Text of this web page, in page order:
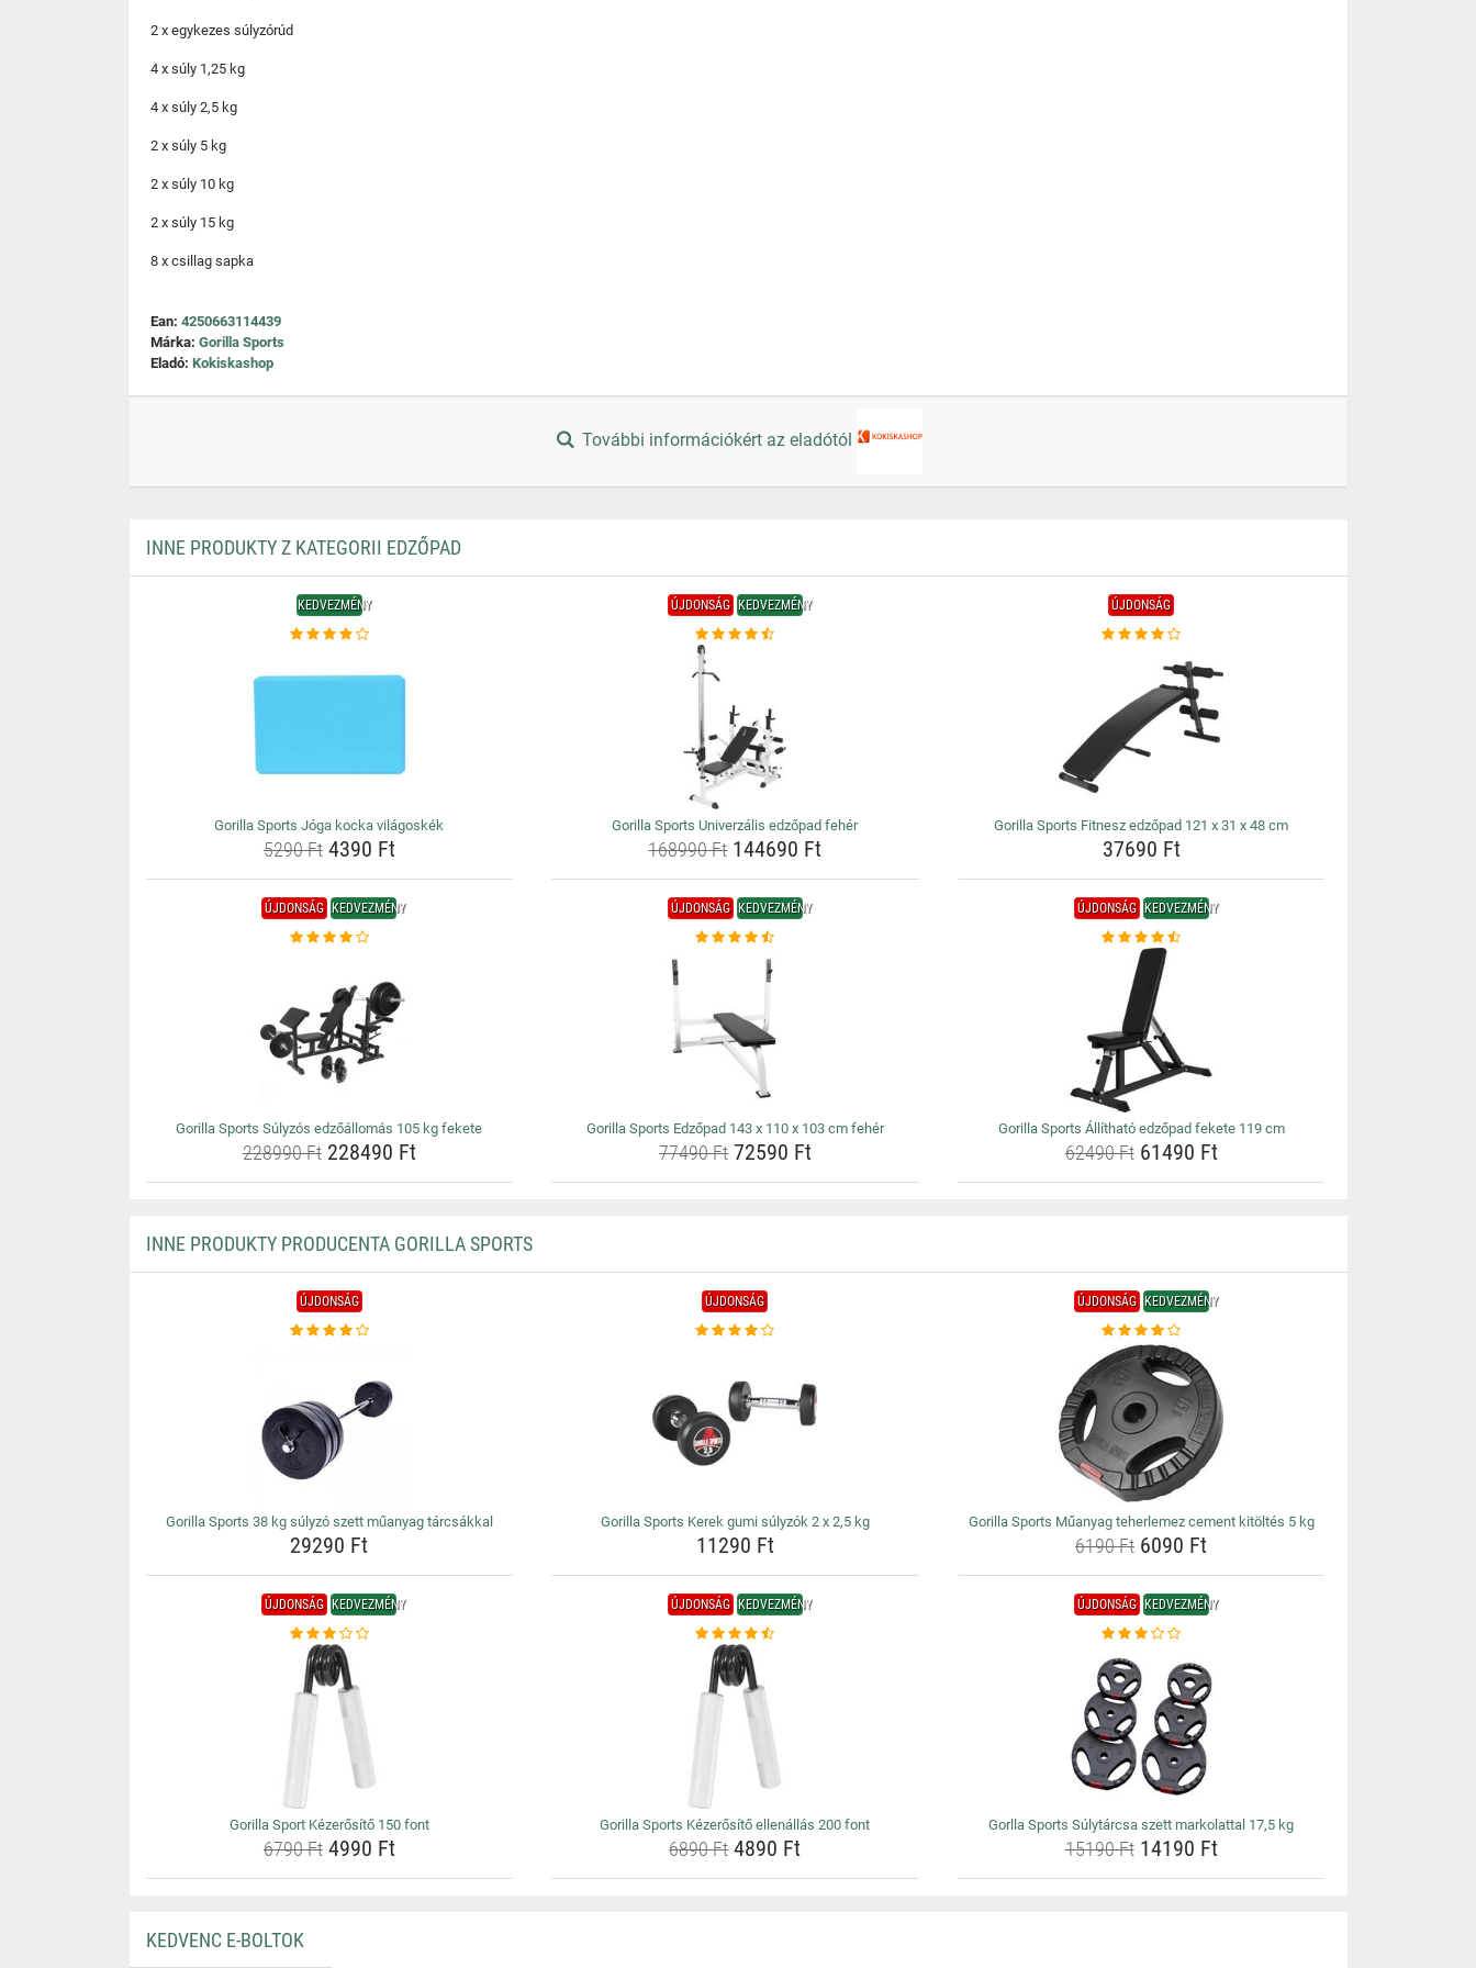
2 x egykezes súlyzórúd
4 x súly 1,25 kg
4 x súly 2,5 kg
2 x súly 5 kg
2 x súly 10 kg
2 x súly 15 kg
8 x csillag sapka
Ean: 4250663114439
Márka: Gorilla Sports
Eladó: Kokiskashop
További információkért az eladótól
INNE PRODUKTY Z KATEGORII EDZŐPAD
KEDVEZMÉNY
Gorilla Sports Jóga kocka világoskék
5290 Ft4390 Ft
ÚJDONSÁG KEDVEZMÉNY
Gorilla Sports Univerzális edzőpad fehér
168990 Ft144690 Ft
ÚJDONSÁG
Gorilla Sports Fitnesz edzőpad 121 x 31 x 48 cm
37690 Ft
ÚJDONSÁG KEDVEZMÉNY
Gorilla Sports Súlyzós edzőállomás 105 kg fekete
228990 Ft228490 Ft
ÚJDONSÁG KEDVEZMÉNY
Gorilla Sports Edzőpad 143 x 110 x 103 cm fehér
77490 Ft72590 Ft
ÚJDONSÁG KEDVEZMÉNY
Gorilla Sports Állítható edzőpad fekete 119 cm
62490 Ft61490 Ft
INNE PRODUKTY PRODUCENTA GORILLA SPORTS
ÚJDONSÁG
Gorilla Sports 38 kg súlyzó szett műanyag tárcsákkal
29290 Ft
ÚJDONSÁG
Gorilla Sports Kerek gumi súlyzók 2 x 2,5 kg
11290 Ft
ÚJDONSÁG KEDVEZMÉNY
Gorilla Sports Műanyag teherlemez cement kitöltés 5 kg
6190 Ft 6090 Ft
ÚJDONSÁG KEDVEZMÉNY
Gorilla Sport Kézerősítő 150 font
6790 Ft4990 Ft
ÚJDONSÁG KEDVEZMÉNY
Gorilla Sports Kézerősítő ellenállás 200 font
6890 Ft4890 Ft
ÚJDONSÁG KEDVEZMÉNY
Gorlla Sports Súlytárcsa szett markolattal 17,5 kg
15190 Ft14190 Ft
KEDVENC E-BOLTOK